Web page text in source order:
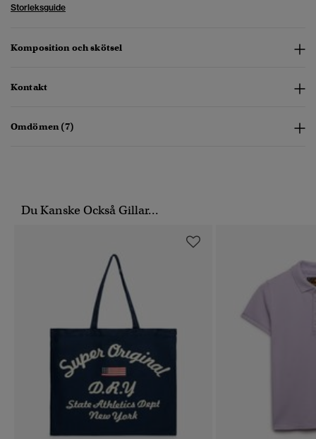
Storleksguide
Komposition och skötsel
Kontakt
Omdömen (7)
Du Kanske Också Gillar...